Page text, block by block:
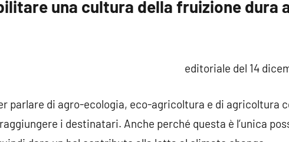
una cultura della fruizione dura
editoriale del 14
parlare di agro-ecologia, eco-agricoltura e di agricoltura
i destinatari. Anche perché questa è l’unica